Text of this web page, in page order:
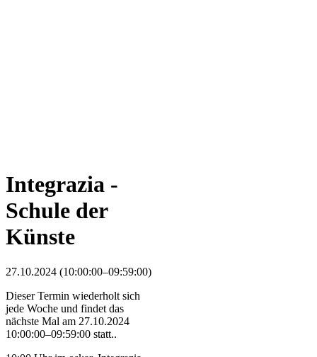
Integrazia -
Schule der
Künste
27.10.2024 (10:00:00–09:59:00)
Dieser Termin wiederholt sich
jede Woche und findet das
nächste Mal am 27.10.2024
10:00:00–09:59:00 statt..